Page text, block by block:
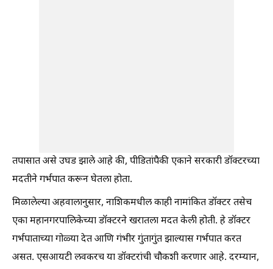
तपासात असे उघड झाले आहे की, पीडितांपैकी एकाने सरकारी डॉक्टरच्या
मदतीने गर्भपात करून घेतला होता.
मिळालेल्या अहवालानुसार, नाशिकमधील काही नामांकित डॉक्टर तसेच
एका महानगरपालिकेच्या डॉक्टरने खरातला मदत केली होती. हे डॉक्टर
गर्भपाताच्या गोळ्या देत आणि गंभीर गुंतागुंत झाल्यास गर्भपात करत
असत. एसआयटी लवकरच या डॉक्टरांची चौकशी करणार आहे. दरम्यान,